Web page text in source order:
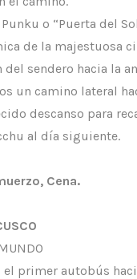
o “Puerta del
de la majestuosa
sendero hacia la
un camino lateral
descanso para
al día siguiente.
Cena.
primer autobús